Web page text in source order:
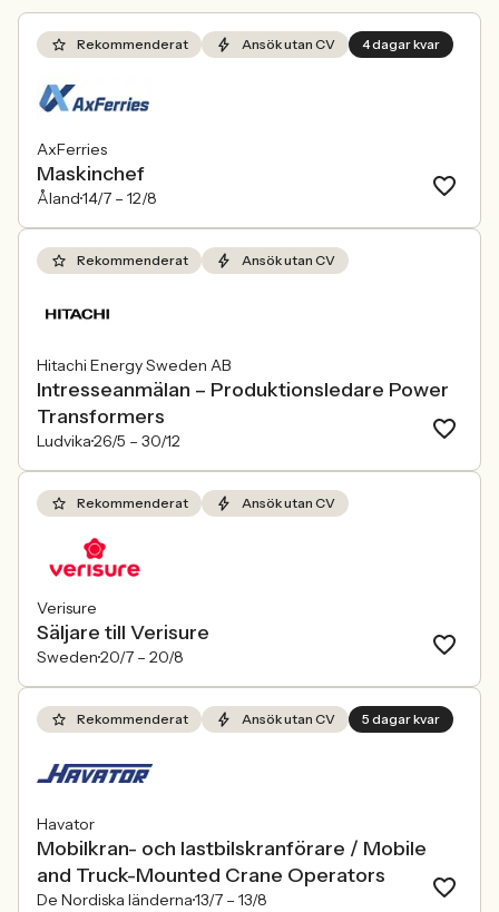
Rekommenderat Ansök utan CV 4 dagar kvar
AxFerries
Maskinchef
Åland14/7 – 12/8
Rekommenderat Ansök utan CV
Hitachi Energy Sweden AB
Intresseanmälan – Produktionsledare Power
Transformers
Ludvika26/5 – 30/12
Rekommenderat Ansök utan CV
Verisure
Säljare till Verisure
Sweden20/7 – 20/8
Rekommenderat Ansök utan CV 5 dagar kvar
Havator
Mobilkran- och lastbilskranförare / Mobile
and Truck-Mounted Crane Operators
De Nordiska länderna13/7 – 13/8